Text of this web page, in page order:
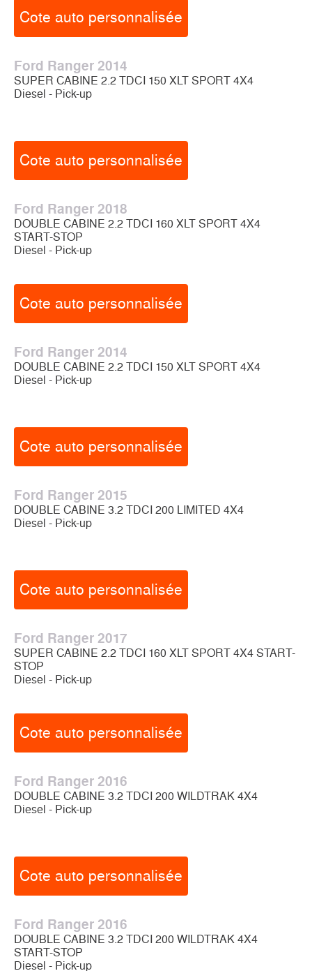
Cote auto personnalisée
Ford Ranger 2014
SUPER CABINE 2.2 TDCI 150 XLT SPORT 4X4
Diesel - Pick-up
Cote auto personnalisée
Ford Ranger 2018
DOUBLE CABINE 2.2 TDCI 160 XLT SPORT 4X4
START-STOP
Diesel - Pick-up
Cote auto personnalisée
Ford Ranger 2014
DOUBLE CABINE 2.2 TDCI 150 XLT SPORT 4X4
Diesel - Pick-up
Cote auto personnalisée
Ford Ranger 2015
DOUBLE CABINE 3.2 TDCI 200 LIMITED 4X4
Diesel - Pick-up
Cote auto personnalisée
Ford Ranger 2017
SUPER CABINE 2.2 TDCI 160 XLT SPORT 4X4 START-
STOP
Diesel - Pick-up
Cote auto personnalisée
Ford Ranger 2016
DOUBLE CABINE 3.2 TDCI 200 WILDTRAK 4X4
Diesel - Pick-up
Cote auto personnalisée
Ford Ranger 2016
DOUBLE CABINE 3.2 TDCI 200 WILDTRAK 4X4
START-STOP
Diesel - Pick-up